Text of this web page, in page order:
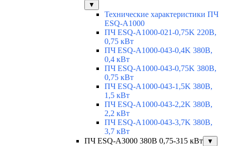
▼
Технические характеристики ПЧ
ESQ-A1000
ПЧ ESQ-A1000-021-0,75K 220В,
0,75 кВт
ПЧ ESQ-A1000-043-0,4K 380В,
0,4 кВт
ПЧ ESQ-A1000-043-0,75K 380В,
0,75 кВт
ПЧ ESQ-A1000-043-1,5K 380В,
1,5 кВт
ПЧ ESQ-A1000-043-2,2K 380В,
2,2 кВт
ПЧ ESQ-A1000-043-3,7K 380В,
3,7 кВт
ПЧ ESQ-A3000 380В 0,75-315 кВт
▼